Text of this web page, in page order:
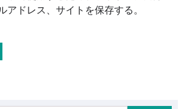
アドレス、サイトを保存する。